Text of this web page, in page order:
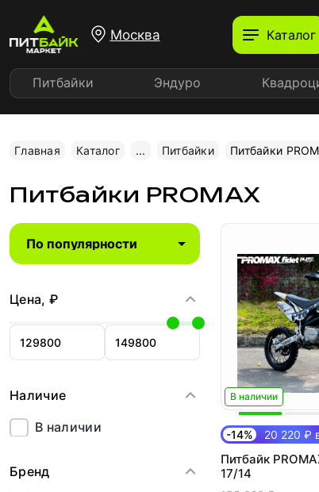
Москва Каталог
Питбайки Эндуро
Главная Каталог ... Питбайки Питбайки
Питбайки PROMAX
Цена, ₽
Наличие
В наличии
Бренд
В наличии
-14% 20 220 ₽
Питбайк
17/14